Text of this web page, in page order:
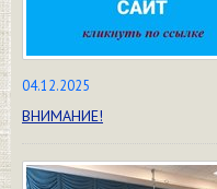
04.12.2025
ВНИМАНИЕ!